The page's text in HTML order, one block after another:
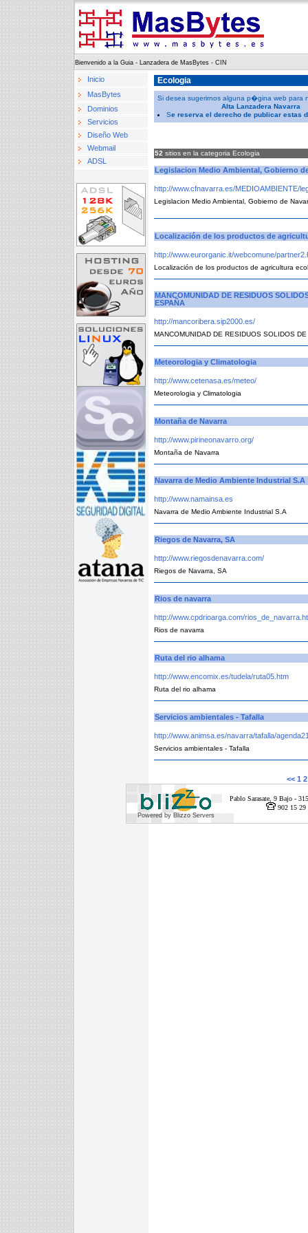
Bienvenido a la Guia - Lanzadera de MasBytes - CIN
Inicio
MasBytes
Dominios
Servicios
Diseño Web
Webmail
ADSL
Ecologia
Si desea sugerirnos alguna p�gina web para
Alta Lanzadera Navarra
Se reserva el derecho de publicar estas
52 sitios en la categoria Ecologia
Legislacion Medio Ambiental, Gobierno
http://www.cfnavarra.es/MEDIOAMBIENTE/
Legislacion Medio Ambiental, Gobierno de
Localización de los productos de
http://www.eurorganic.it/webcomune/
Localización de los productos de agricultura
MANCOMUNIDAD DE RESIDUOS
ESPAÑA
http://mancoribera.sip2000.es/
MANCOMUNIDAD DE RESIDUOS SOLIDOS
Meteorologia y Climatologia
http://www.cetenasa.es/meteo/
Meteorologia y Climatologia
Montaña de Navarra
http://www.pirineonavarro.org/
Montaña de Navarra
Navarra de Medio Ambiente Industrial S.A
http://www.namainsa.es
Navarra de Medio Ambiente Industrial S.A
Riegos de Navarra, SA
http://www.riegosdenavarra.com/
Riegos de Navarra, SA
Rios de navarra
http://www.cpdrioarga.com/
Rios de navarra
Ruta del rio alhama
http://www.encomix.es/tudela/ruta05.htm
Ruta del rio alhama
Servicios ambientales - Tafalla
http://www.animsa.es/navarra/tafalla/
Servicios ambientales - Tafalla
<< 1 2
Powered by Blizzo Servers
Pablo Sarasate, 9 Bajo -
902 15 29